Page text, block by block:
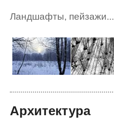
Ландшафты, пейзажи...
Архитектура